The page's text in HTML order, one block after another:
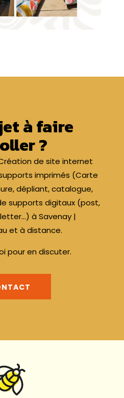
à faire
?
de site internet
imprimés (Carte
dépliant, catalogue,
supports digitaux (post,
à Savenay |
et à distance.
pour en discuter.